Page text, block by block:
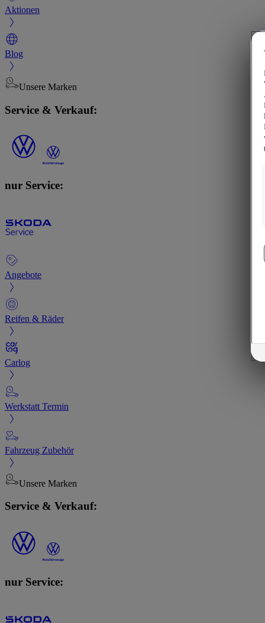
Aktionen
Blog
Unsere Marken
Service & Verkauf:
nur Service:
Angebote
Reifen & Räder
Carlog
Werkstatt Termin
Fahrzeug Zubehör
Unsere Marken
Service & Verkauf:
nur Service: